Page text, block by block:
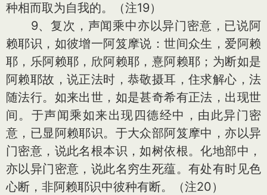
种相而取为自我的。（注19）
9、复次，声闻乘中亦以异门密意，已说阿
赖耶识，如彼增一阿笈摩说：世间众生，爱阿赖
耶，乐阿赖耶，欣阿赖耶，憙阿赖耶；为断如是
阿赖耶故，说正法时，恭敬摄耳，住求解心，法
随法行。如来出世，如是甚奇希有正法，出现世
间。于声闻乘如来出现四德经中，由此异门密
意，已显阿赖耶识。于大众部阿笈摩中，亦以异
门密意，说此名根本识，如树依根。化地部中，
亦以异门密意，说此名穷生死蕴。有处有时见色
心断，非阿赖耶识中彼种有断。（注20）